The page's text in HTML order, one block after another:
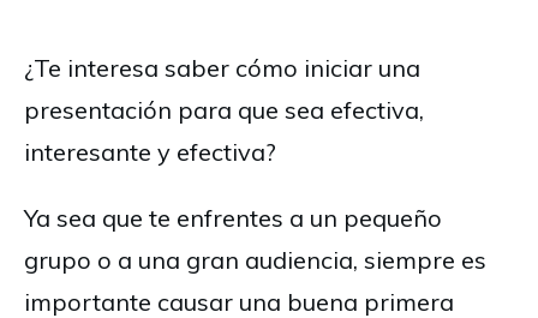
¿Te interesa saber cómo iniciar una
presentación para que sea efectiva,
interesante y efectiva?
Ya sea que te enfrentes a un pequeño
grupo o a una gran audiencia, siempre es
importante causar una buena primera